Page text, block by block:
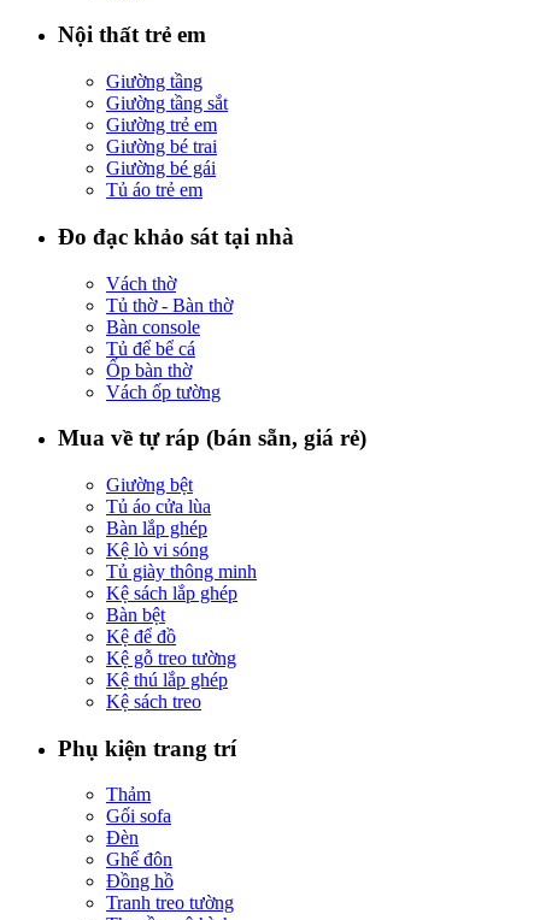
Nội thất trẻ em
Giường tầng
Giường tầng sắt
Giường trẻ em
Giường bé trai
Giường bé gái
Tủ áo trẻ em
Đo đạc khảo sát tại nhà
Vách thờ
Tủ thờ - Bàn thờ
Bàn console
Tủ để bể cá
Ốp bàn thờ
Vách ốp tường
Mua về tự ráp (bán sẵn, giá rẻ)
Giường bệt
Tủ áo cửa lùa
Bàn lắp ghép
Kệ lò vi sóng
Tủ giày thông minh
Kệ sách lắp ghép
Bàn bệt
Kệ để đồ
Kệ gỗ treo tường
Kệ thú lắp ghép
Kệ sách treo
Phụ kiện trang trí
Thảm
Gối sofa
Đèn
Ghế đôn
Đồng hồ
Tranh treo tường